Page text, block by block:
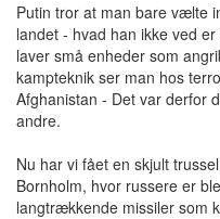
Putin tror at man bare vælte
landet - hvad han ikke ved
laver små enheder som
kampteknik ser man hos
Afghanistan - Det var derfor
andre.
Nu har vi fået en skjult
Bornholm, hvor russere er
langtrækkende missiler som